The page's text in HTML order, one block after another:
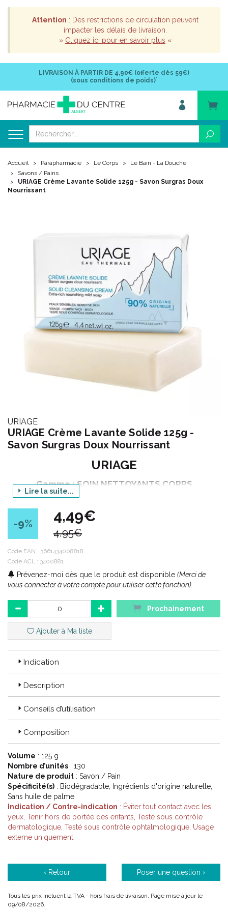
Attention : Des restrictions de circulation peuvent
impacter les délais de livraison.
» Cliquez ici pour en savoir plus «
LIVRAISON À PARTIR DE 4,90€ (offerte dès 59€)
(sous conditions de poids)*
Accueil Parapharmacie Le Corps
Le Bain - La Douche
Savons / Pains
URIAGE Crème Lavante Solide 125g - Savon Surgras Doux
Nourrissant
URIAGE
URIAGE Crème Lavante Solide 125g -
Savon Surgras Doux Nourrissant
URIAGE
Gamme : SOIN NETTOYANTS CORPS
Produit : CREME LABANTE DOUCE
Contenance : 125 g
Code ACL : 3400881
Code EAN : 3661434008818
Lire la suite...
-9% 4,49€
4,95€
Code EAN : 3661434008818
Code ACL : 3400881
Prévenez-moi dès que le produit est disponible (Merci de
vous connecter à votre compte pour utiliser cette fonction).
Prochainement
Ajouter à Ma liste
Indication
Description
Conseils d’utilisation
Composition
Volume : 125 g
Nombre d’unités : 130
Nature de produit : Savon / Pain
Spécificité(s) : Biodégradable, Ingrédients d'origine naturelle,
Sans huile de palme
Indication / Contre-indication : Éviter tout contact avec les
yeux, Tenir hors de portée des enfants, Testé sous contrôle
dermatologique, Testé sous contrôle ophtalmologique, Usage
externe uniquement.
‹ Retour Poser une question ›
Tous les prix incluent la TVA - hors frais de livraison. Page mise à jour le
09/08/2026.